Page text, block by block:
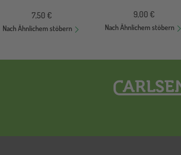
7,50 €
Nach Ähnlichem stöbern
9,00 €
Nach Ähnlichem stöbern